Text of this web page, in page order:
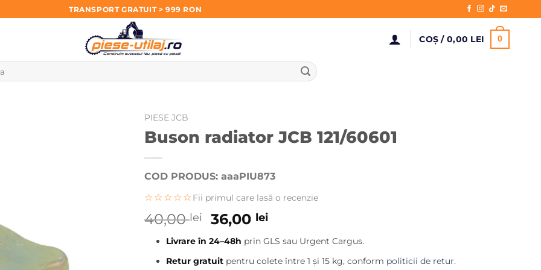
TRANSPORT GRATUIT > 999 RON
COȘ / 0,00 LEI 0
PIESE JCB
Buson radiator JCB 121/60601
COD PRODUS: aaaPIU873
☆☆☆☆☆ Fii primul care lasă o recenzie
40,00lei
Prețul
a
fost:
36,00 leiPrețul
este:
36,00 lei.
Livrare în 24–48h prin GLS sau Urgent Cargus.
Retur gratuit pentru colete între 1 și 15 kg, conform politicii de retur.